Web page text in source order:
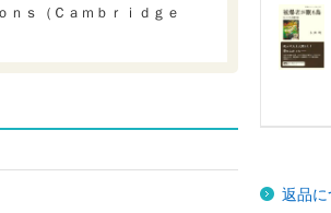
ｎｓ（Ｃａｍｂｒｉｄｇｅ
返品に